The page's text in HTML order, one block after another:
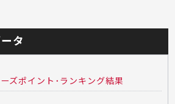
タ
ズポイント･ランキング結果